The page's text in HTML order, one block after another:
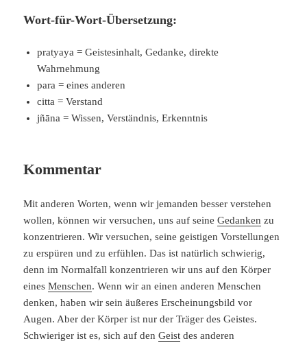
Wort-für-Wort-Übersetzung:
pratyaya = Geistesinhalt, Gedanke, direkte
Wahrnehmung
para = eines anderen
citta = Verstand
jñāna = Wissen, Verständnis, Erkenntnis
Kommentar
Mit anderen Worten, wenn wir jemanden besser verstehen
wollen, können wir versuchen, uns auf seineGedanken zu
konzentrieren. Wir versuchen, seine geistigen Vorstellungen
zu erspüren und zu erfühlen. Das ist natürlich schwierig,
denn im Normalfall konzentrieren wir uns auf den Körper
einesMenschen. Wenn wir an einen anderen Menschen
denken, haben wir sein äußeres Erscheinungsbild vor
Augen. Aber der Körper ist nur der Träger des Geistes.
Schwieriger ist es, sich auf denGeist des anderen